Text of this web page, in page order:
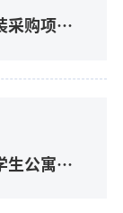
采购项目
生公寓楼